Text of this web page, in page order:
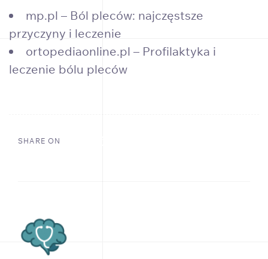
mp.pl – Ból pleców: najczęstsze
przyczyny i leczenie
ortopediaonline.pl – Profilaktyka i
leczenie bólu pleców
SHARE ON